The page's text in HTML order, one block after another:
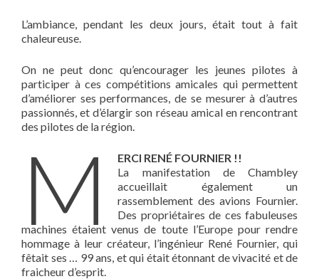
L’ambiance, pendant les deux jours, était tout à fait
chaleureuse.
On ne peut donc qu’encourager les jeunes pilotes à
participer à ces compétitions amicales qui permettent
d’améliorer ses performances, de se mesurer à d’autres
passionnés, et d’élargir son réseau amical en rencontrant
des pilotes de la région.
M
ERCI RENÉ FOURNIER !!
La manifestation de Chambley
accueillait également un
rassemblement des avions Fournier.
Des propriétaires de ces fabuleuses
machines étaient venus de toute l’Europe pour rendre
hommage à leur créateur, l’ingénieur René Fournier, qui
fêtait ses … 99 ans, et qui était étonnant de vivacité et de
fraicheur d’esprit.